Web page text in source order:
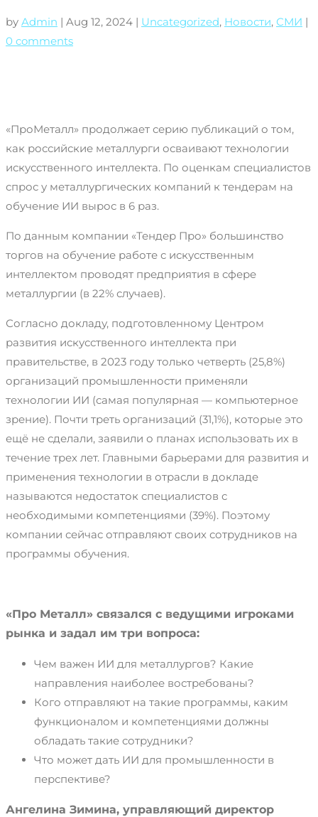
by Admin | Aug 12, 2024 | Uncategorized, Новости, СМИ |
0 comments
«ПроМеталл» продолжает серию публикаций о том,
как российские металлурги осваивают технологии
искусственного интеллекта. По оценкам специалистов
спрос у металлургических компаний к тендерам на
обучение ИИ вырос в 6 раз.
По данным компании «Тендер Про» большинство
торгов на обучение работе с искусственным
интеллектом проводят предприятия в сфере
металлургии (в 22% случаев).
Согласно докладу, подготовленному Центром
развития искусственного интеллекта при
правительстве, в 2023 году только четверть (25,8%)
организаций промышленности применяли
технологии ИИ (самая популярная — компьютерное
зрение). Почти треть организаций (31,1%), которые это
ещё не сделали, заявили о планах использовать их в
течение трех лет. Главными барьерами для развития и
применения технологии в отрасли в докладе
называются недостаток специалистов с
необходимыми компетенциями (39%). Поэтому
компании сейчас отправляют своих сотрудников на
программы обучения.
«Про Металл» связался с ведущими игроками
рынка и задал им три вопроса:
Чем важен ИИ для металлургов? Какие
направления наиболее востребованы?
Кого отправляют на такие программы, каким
функционалом и компетенциями должны
обладать такие сотрудники?
Что может дать ИИ для промышленности в
перспективе?
Ангелина Зимина, управляющий директор